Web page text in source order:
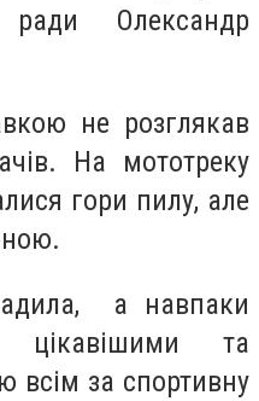
ради Олександр
не розглякав
На мототреку
гори пилу, але
а навпаки
цікавішими та
за спортивну